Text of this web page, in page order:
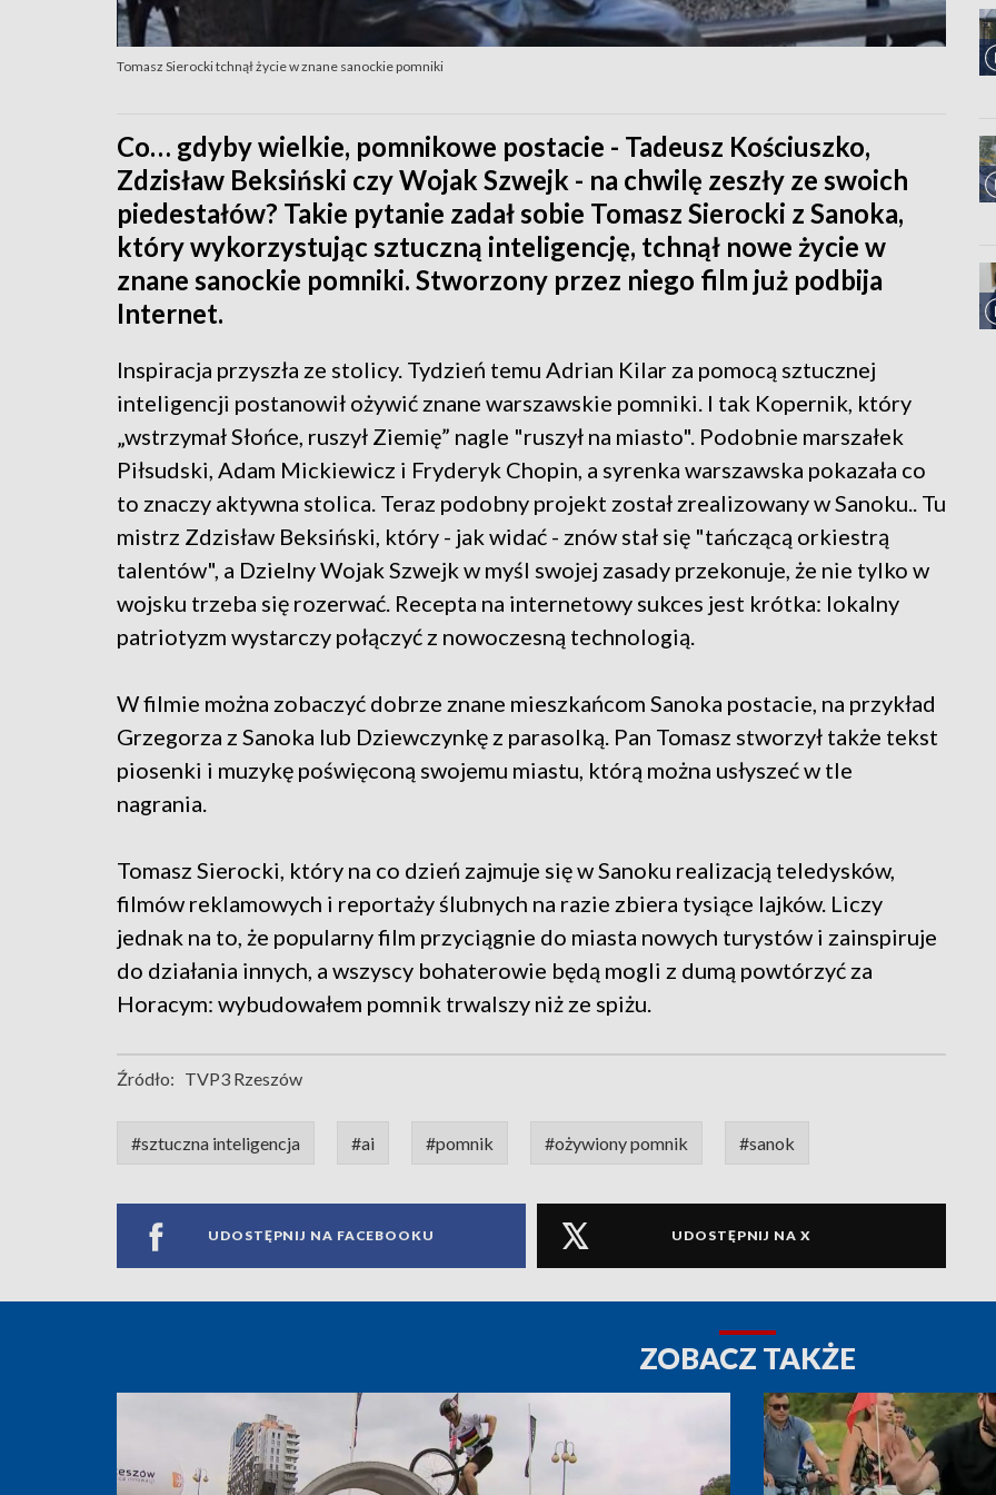
Tomasz Sierocki tchnął życie w znane sanockie pomniki
Co… gdyby wielkie, pomnikowe postacie - Tadeusz Kościuszko,
Zdzisław Beksiński czy Wojak Szwejk - na chwilę zeszły ze swoich
piedestałów? Takie pytanie zadał sobie Tomasz Sierocki z Sanoka,
który wykorzystując sztuczną inteligencję, tchnął nowe życie w
znane sanockie pomniki. Stworzony przez niego film już podbija
Internet.
Inspiracja przyszła ze stolicy. Tydzień temu Adrian Kilar za pomocą sztucznej
inteligencji postanowił ożywić znane warszawskie pomniki. I tak Kopernik, który
„wstrzymał Słońce, ruszył Ziemię” nagle "ruszył na miasto". Podobnie marszałek
Piłsudski, Adam Mickiewicz i Fryderyk Chopin, a syrenka warszawska pokazała co
to znaczy aktywna stolica. Teraz podobny projekt został zrealizowany w Sanoku.. Tu
mistrz Zdzisław Beksiński, który - jak widać - znów stał się "tańczącą orkiestrą
talentów", a Dzielny Wojak Szwejk w myśl swojej zasady przekonuje, że nie tylko w
wojsku trzeba się rozerwać. Recepta na internetowy sukces jest krótka: lokalny
patriotyzm wystarczy połączyć z nowoczesną technologią.
W filmie można zobaczyć dobrze znane mieszkańcom Sanoka postacie, na przykład
Grzegorza z Sanoka lub Dziewczynkę z parasolką. Pan Tomasz stworzył także tekst
piosenki i muzykę poświęconą swojemu miastu, którą można usłyszeć w tle
nagrania.
Tomasz Sierocki, który na co dzień zajmuje się w Sanoku realizacją teledysków,
filmów reklamowych i reportaży ślubnych na razie zbiera tysiące lajków. Liczy
jednak na to, że popularny film przyciągnie do miasta nowych turystów i zainspiruje
do działania innych, a wszyscy bohaterowie będą mogli z dumą powtórzyć za
Horacym: wybudowałem pomnik trwalszy niż ze spiżu.
Źródło: TVP3 Rzeszów
#sztuczna inteligencja #ai #pomnik #ożywiony pomnik #sanok
UDOSTĘPNIJ NA FACEBOOKU UDOSTĘPNIJ NA X
ZOBACZ TAKŻE